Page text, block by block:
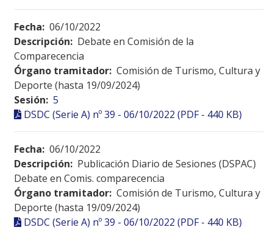
Fecha: 06/10/2022
Descripción: Debate en Comisión de la
Comparecencia
Órgano tramitador: Comisión de Turismo, Cultura y
Deporte (hasta 19/09/2024)
Sesión: 5
DSDC (Serie A) nº 39 - 06/10/2022 (PDF - 440 KB)
Fecha: 06/10/2022
Descripción: Publicación Diario de Sesiones (DSPAC)
Debate en Comis. comparecencia
Órgano tramitador: Comisión de Turismo, Cultura y
Deporte (hasta 19/09/2024)
DSDC (Serie A) nº 39 - 06/10/2022 (PDF - 440 KB)